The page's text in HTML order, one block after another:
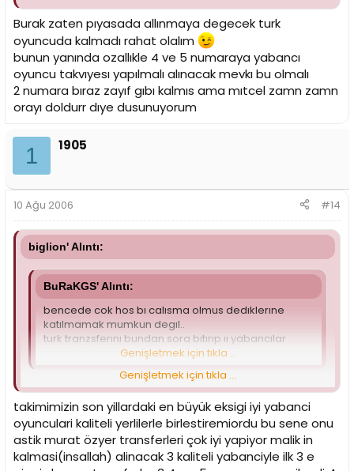
Burak zaten pıyasada allınmaya degecek turk
oyuncuda kalmadı rahat olalım
bunun yanında ozallıkle 4 ve 5 numaraya yabancı
oyuncu takvıyesı yapılmalı alınacak mevkı bu olmalı
2 numara bıraz zayıf gıbı kalmıs ama mıtcel zamn zamn
orayı doldurr dıye dusunuyorum
1 1905
10 Ağu 2006 #14
biglion' Alıntı:
BuRaKGS' Alıntı:
bencede cok hos bı calısma olmus dedıklerıne
katılmamak mumkun degıl..
turk tranzsferını bundan sora bıtırıp ıı yabancılar
pesınde kosmalıyuızGenişletmek için tıkla ...
Burak zaten pıyasada allınmaya degecek turk oyuncuda
kalmadı rahat olalım
bunun yanında ozallıkle 4 ve 5 numaraya yabancı oyuncu
takvıyesı yapılmalı alınacak mevkı bu olmalı
2 numara bıraz zayıf gıbı kalmıs ama mıtcel zamn zamn
orayı doldurr dıye dusunuyorum
Genişletmek için tıkla ...
takimimizin son yillardaki en büyük eksigi iyi yabanci
oyunculari kaliteli yerlilerle birlestiremiordu bu sene onu
astik murat özyer transferleri çok iyi yapiyor malik in
kalmasi(insallah) alinacak 3 kaliteli yabanciyle ilk 3 e